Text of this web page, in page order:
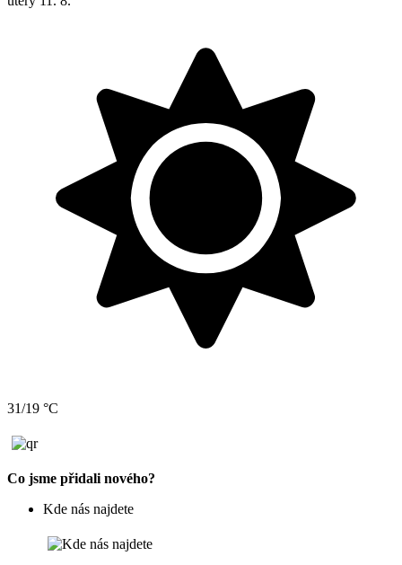
31/19 °C
Co jsme přidali nového?
Kde nás najdete